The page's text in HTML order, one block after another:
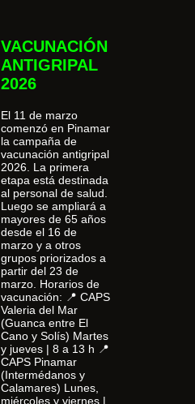
VACUNACIÓN
ANTIGRIPAL
2026
El 11 de marzo
comenzó en Pinamar
la campaña de
vacunación antigripal
2026. La primera
etapa está destinada
al personal de salud.
Luego se ampliará a
mayores de 65 años
desde el 16 de
marzo y a otros
grupos priorizados a
partir del 23 de
marzo. Horarios de
vacunación: 📍 CAPS
Valeria del Mar
(Guanca entre El
Cano y Solís) Martes
y jueves | 8 a 13 h 📍
CAPS Pinamar
(Intermédanos y
Calamares) Lunes,
miércoles y viernes |